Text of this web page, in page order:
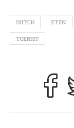
DUTCH ETEN
TOERIST